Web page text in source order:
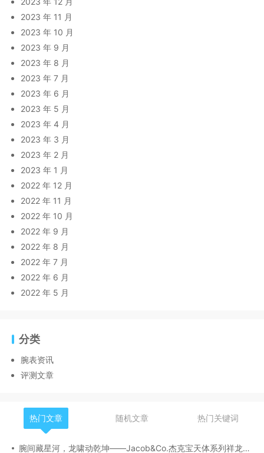
2023 年 11 月
2023 年 10 月
2023 年 9 月
2023 年 8 月
2023 年 7 月
2023 年 6 月
2023 年 5 月
2023 年 4 月
2023 年 3 月
2023 年 2 月
2023 年 1 月
2022 年 12 月
2022 年 11 月
2022 年 10 月
2022 年 9 月
2022 年 8 月
2022 年 7 月
2022 年 6 月
2022 年 5 月
分类
腕表资讯
评测文章
热门文章 随机文章 热门关键词
腕间藏星河，龙啸动乾坤——Jacob&Co.杰克宝天体系列祥龙款艺术腕表解析